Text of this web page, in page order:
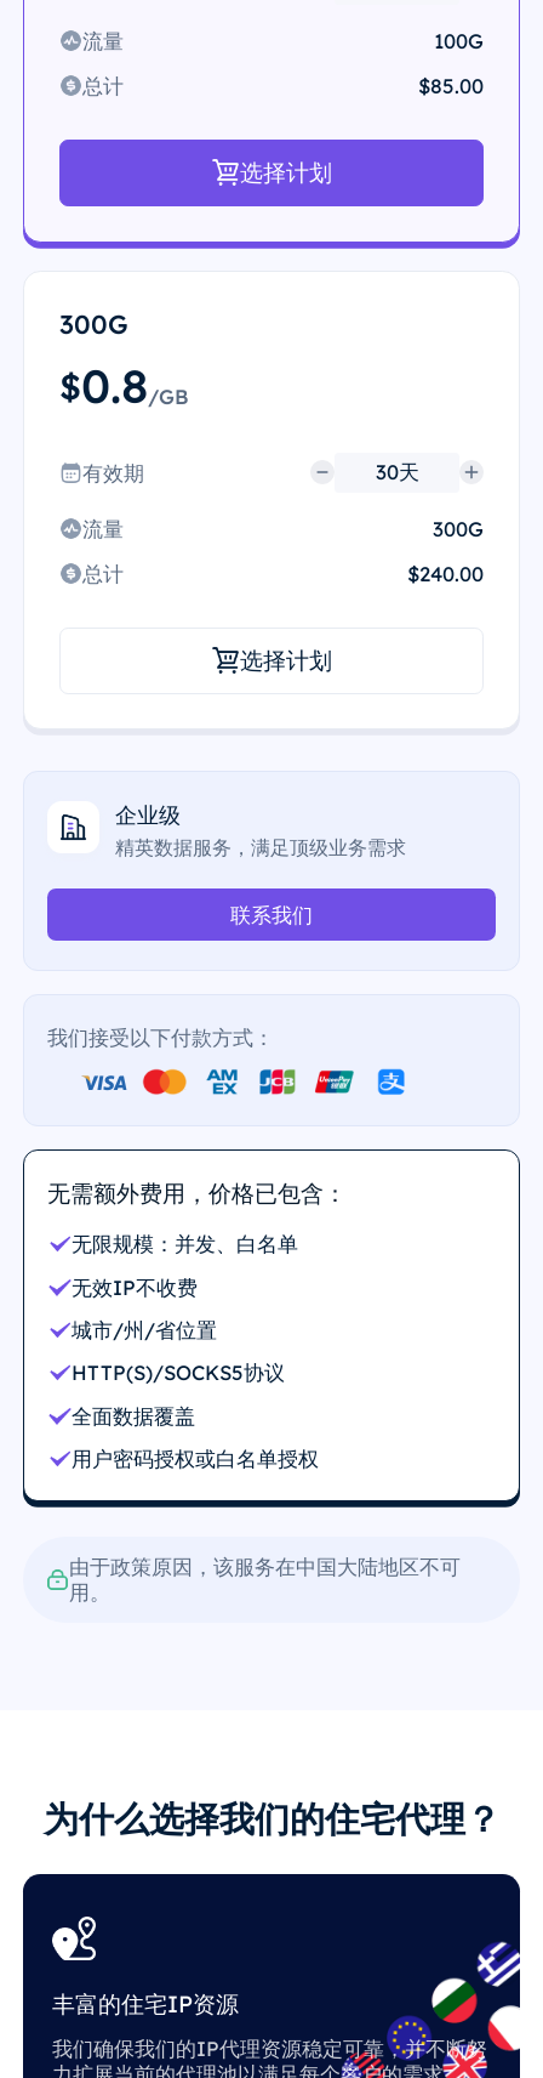
流量
100G
总计
$85.00
选择计划
300G
$0.8/GB
有效期
流量
300G
总计
$240.00
选择计划
企业级
精英数据服务，满足顶级业务需求
联系我们
我们接受以下付款方式：
无需额外费用，价格已包含：
无限规模：并发、白名单
无效IP不收费
城市/州/省位置
HTTP(S)/SOCKS5协议
全面数据覆盖
用户密码授权或白名单授权
由于政策原因，该服务在中国大陆地区不可
用。
为什么选择我们的住宅代理？
丰富的住宅IP资源
我们确保我们的IP代理资源稳定可靠，并不断努